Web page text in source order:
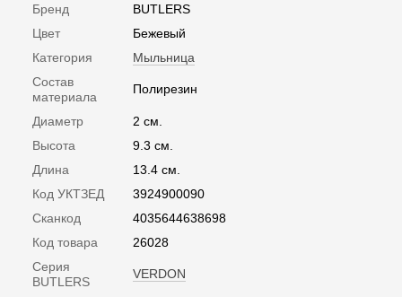
Бренд
BUTLERS
Цвет
Бежевый
Категория
Мыльница
Состав
материала
Полирезин
Диаметр
2 см.
Высота
9.3 см.
Длина
13.4 см.
Код УКТЗЕД
3924900090
Сканкод
4035644638698
Код товара
26028
Серия
BUTLERS
VERDON